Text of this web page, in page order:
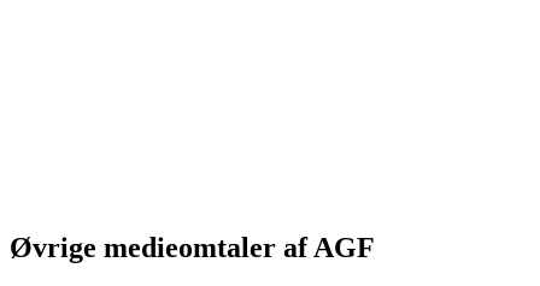
Øvrige medieomtaler af AGF